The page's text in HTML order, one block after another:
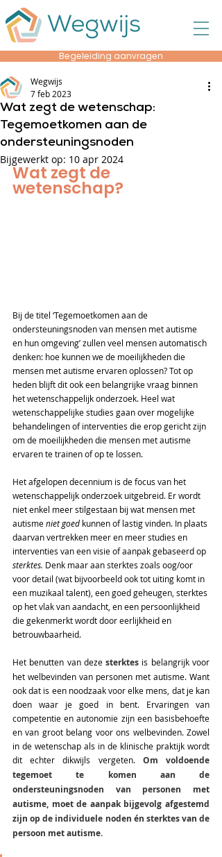
Begeleiding aanvragen
Wat zegt de wetenschap:
Tegemoetkomen aan de
ondersteuningsnoden
Wegwijs
7 feb 2023
Bijgewerkt op: 10 apr 2024
Wat zegt de
wetenschap?
Bij de titel ‘Tegemoetkomen aan de
ondersteuningsnoden van mensen met autisme
en hun omgeving’ zullen veel mensen automatisch
denken: hoe kunnen we de moeilijkheden die
mensen met autisme ervaren oplossen? Tot op
heden blijft dit ook een belangrijke vraag binnen
het wetenschappelijk onderzoek. Heel wat
wetenschappelijke studies gaan over mogelijke
behandelingen of interventies die erop gericht zijn
om de moeilijkheden die mensen met autisme
ervaren te trainen of op te lossen.
Het afgelopen decennium is de focus van het
wetenschappelijk onderzoek uitgebreid. Er wordt
niet enkel meer stilgestaan bij wat mensen met
autisme niet goed kunnen of lastig vinden. In plaats
daarvan vertrekken meer en meer studies en
interventies van een visie of aanpak gebaseerd op
sterktes. Denk maar aan sterktes zoals oog/oor
voor detail (wat bijvoorbeeld ook tot uiting komt in
een muzikaal talent), een goed geheugen, sterktes
op het vlak van aandacht, en een persoonlijkheid
die gekenmerkt wordt door eerlijkheid en
betrouwbaarheid.
Het benutten van deze sterktes is belangrijk voor
het welbevinden van personen met autisme. Want
ook dat is een noodzaak voor elke mens, dat je kan
doen waar je goed in bent. Ervaringen van
competentie en autonomie zijn een basisbehoefte
en van groot belang voor ons welbevinden. Zowel
in de wetenschap als in de klinische praktijk wordt
dit echter dikwijls vergeten. Om voldoende
tegemoet te komen aan de
ondersteuningsnoden van personen met
autisme, moet de aanpak bijgevolg afgestemd
zijn op de individuele noden én sterktes van de
persoon met autisme.